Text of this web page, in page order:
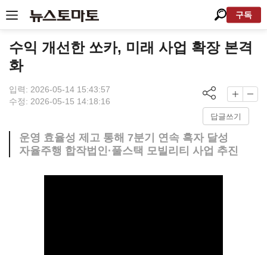
구독
수익 개선한 쏘카, 미래 사업 확장 본격
화
입력: 2026-05-14 15:43:57
수정: 2026-05-15 14:18:16
답글쓰기
운영 효율성 제고 통해 7분기 연속 흑자 달성
자율주행 합작법인·풀스택 모빌리티 사업 추진